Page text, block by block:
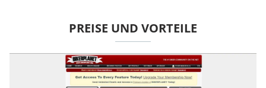
PREISE UND VORTEILE